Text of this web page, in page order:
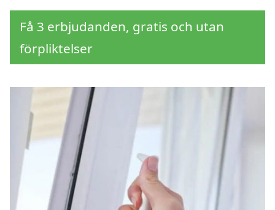
Få 3 erbjudanden, gratis och utan
förpliktelser